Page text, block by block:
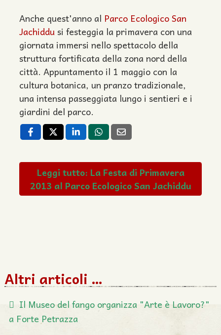
Anche quest'anno al Parco Ecologico San
Jachiddu si festeggia la primavera con una
giornata immersi nello spettacolo della
struttura fortificata della zona nord della
città. Appuntamento il 1 maggio con la
cultura botanica, un pranzo tradizionale,
una intensa passeggiata lungo i sentieri e i
giardini del parco.
Leggi tutto: La Festa di Primavera
2013 al Parco Ecologico San Jachiddu
Altri articoli …
Il Museo del fango organizza "Arte è Lavoro?"
a Forte Petrazza